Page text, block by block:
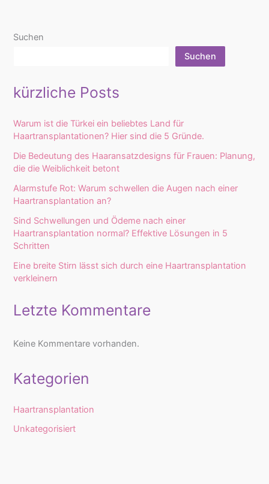
Suchen
Suchen
kürzliche Posts
Warum ist die Türkei ein beliebtes Land für
Haartransplantationen? Hier sind die 5 Gründe.
Die Bedeutung des Haaransatzdesigns für Frauen: Planung,
die die Weiblichkeit betont
Alarmstufe Rot: Warum schwellen die Augen nach einer
Haartransplantation an?
Sind Schwellungen und Ödeme nach einer
Haartransplantation normal? Effektive Lösungen in 5
Schritten
Eine breite Stirn lässt sich durch eine Haartransplantation
verkleinern
Letzte Kommentare
Keine Kommentare vorhanden.
Kategorien
Haartransplantation
Unkategorisiert